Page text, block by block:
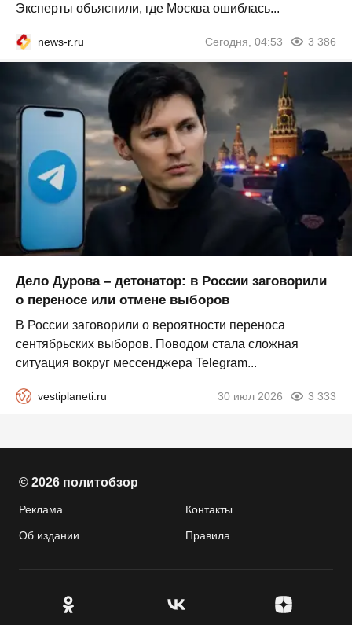
Эксперты объяснили, где Москва ошиблась...
news-r.ru Сегодня, 04:53 3 386
Дело Дурова – детонатор: в России заговорили
о переносе или отмене выборов
В России заговорили о вероятности переноса
сентябрьских выборов. Поводом стала сложная
ситуация вокруг мессенджера Telegram...
vestiplaneti.ru 30 июл 2026 3 333
© 2026 политобзор
Реклама Контакты
Об издании Правила